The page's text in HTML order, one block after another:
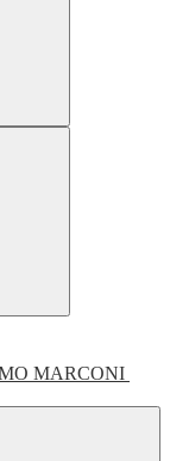
MARCONI